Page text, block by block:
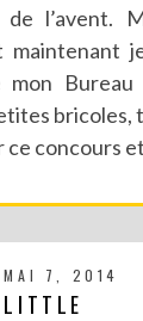
de l’avent.
maintenant
mon Bureau
bricoles,
ce concours
MAI 7, 2014
LITTLE